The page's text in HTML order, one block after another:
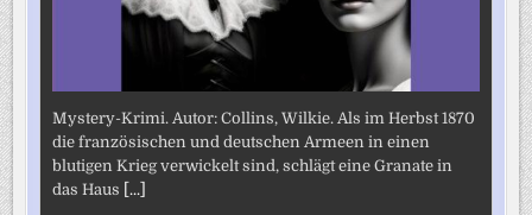
Mystery-Krimi. Autor: Collins, Wilkie. Als im Herbst 1870
die französischen und deutschen Armeen in einen
blutigen Krieg verwickelt sind, schlägt eine Granate in
das Haus
[...]